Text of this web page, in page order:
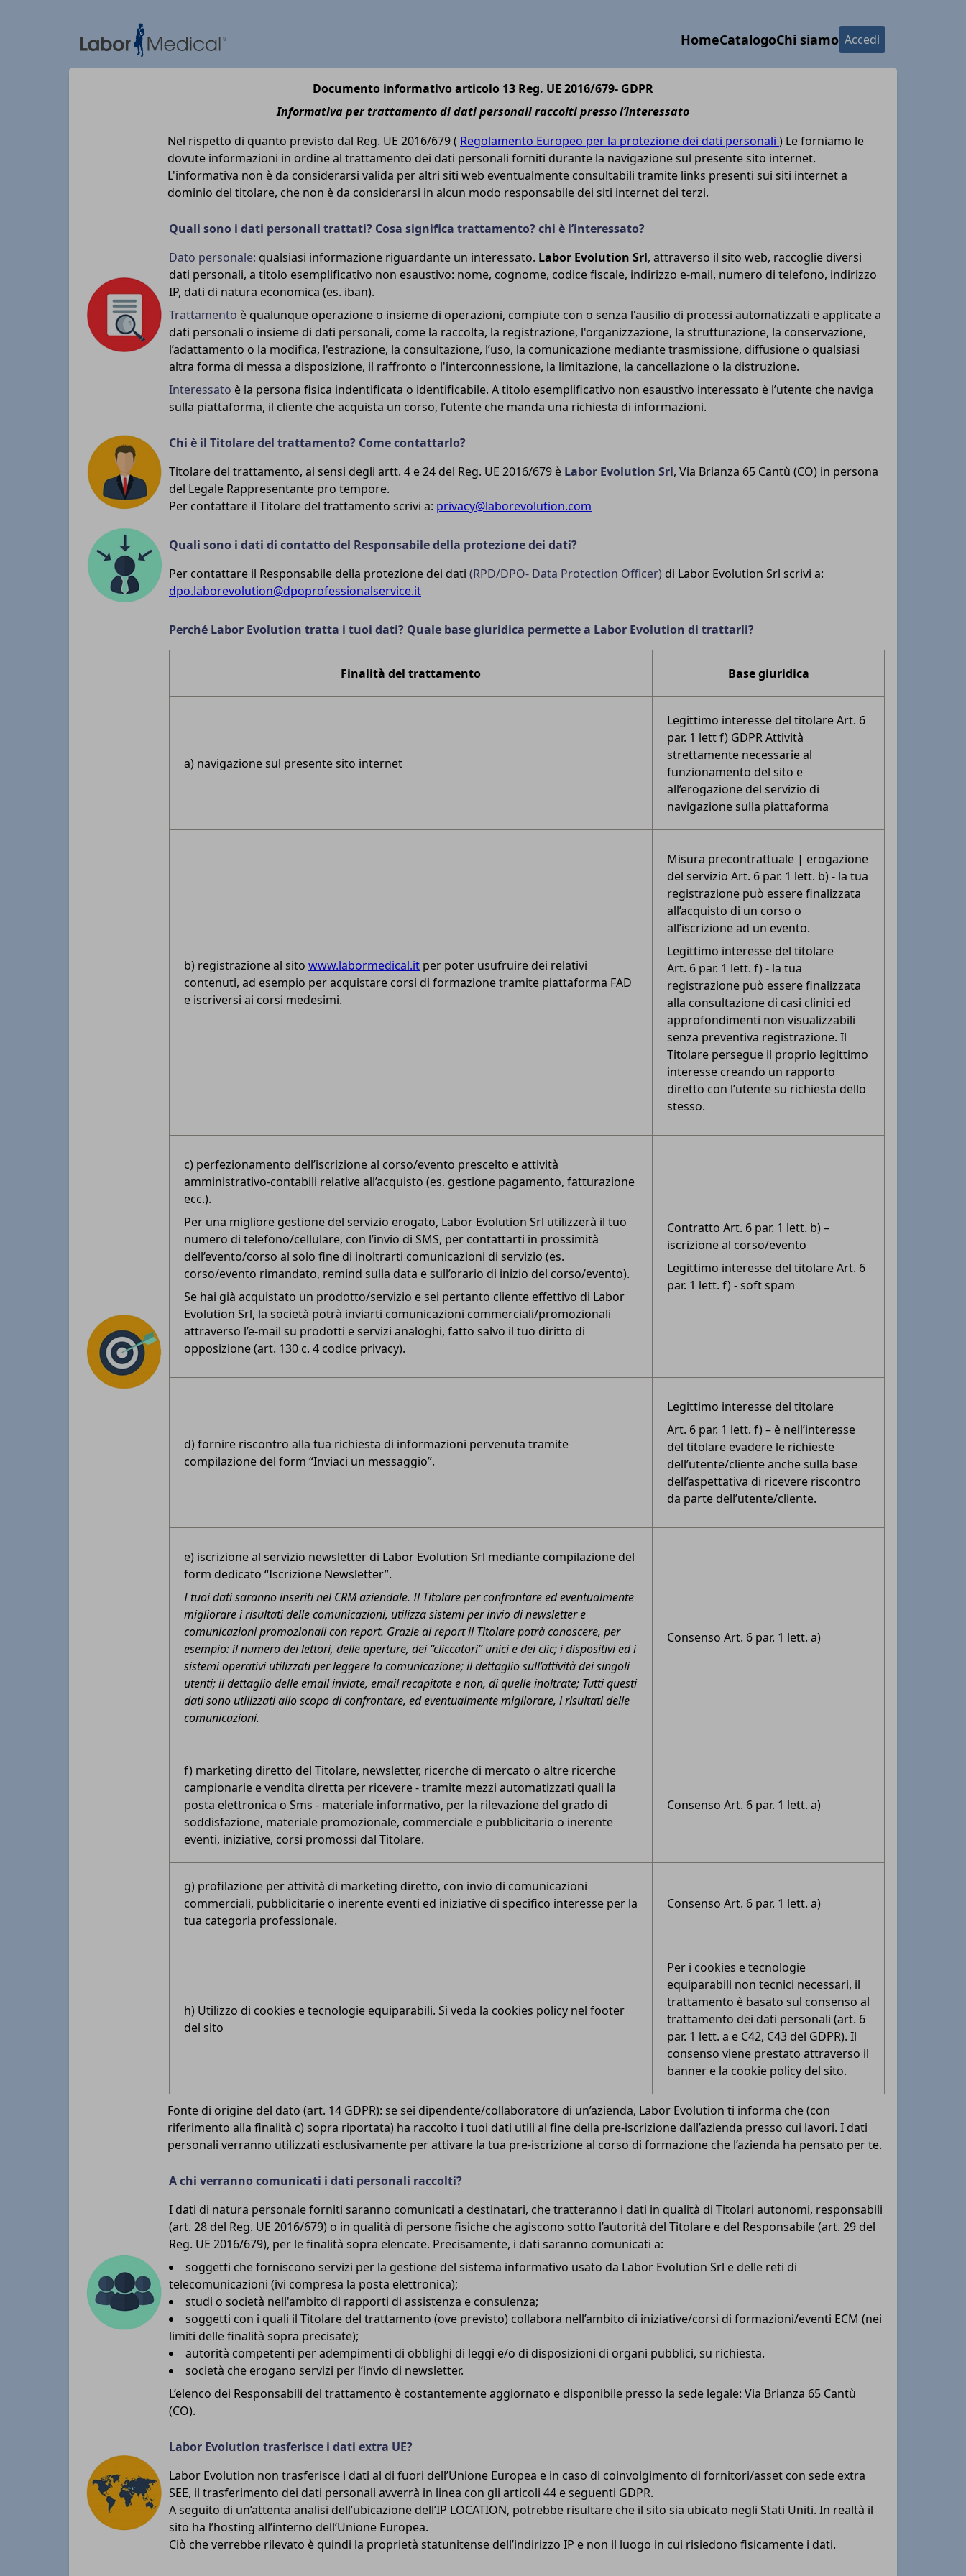
HomeCatalogoChi siamo Accedi
Documento informativo articolo 13 Reg. UE 2016/679- GDPR
Informativa per trattamento di dati personali raccolti presso l’interessato
Nel rispetto di quanto previsto dal Reg. UE 2016/679 ( Regolamento Europeo per la protezione dei dati personali ) Le forniamo le
dovute informazioni in ordine al trattamento dei dati personali forniti durante la navigazione sul presente sito internet.
L'informativa non è da considerarsi valida per altri siti web eventualmente consultabili tramite links presenti sui siti internet a
dominio del titolare, che non è da considerarsi in alcun modo responsabile dei siti internet dei terzi.
Quali sono i dati personali trattati? Cosa significa trattamento? chi è l’interessato?
Dato personale: qualsiasi informazione riguardante un interessato. Labor Evolution Srl, attraverso il sito web, raccoglie diversi
dati personali, a titolo esemplificativo non esaustivo: nome, cognome, codice fiscale, indirizzo e-mail, numero di telefono, indirizzo
IP, dati di natura economica (es. iban).
Trattamento è qualunque operazione o insieme di operazioni, compiute con o senza l'ausilio di processi automatizzati e applicate a
dati personali o insieme di dati personali, come la raccolta, la registrazione, l'organizzazione, la strutturazione, la conservazione,
l’adattamento o la modifica, l'estrazione, la consultazione, l’uso, la comunicazione mediante trasmissione, diffusione o qualsiasi
altra forma di messa a disposizione, il raffronto o l'interconnessione, la limitazione, la cancellazione o la distruzione.
Interessato è la persona fisica indentificata o identificabile. A titolo esemplificativo non esaustivo interessato è l’utente che naviga
sulla piattaforma, il cliente che acquista un corso, l’utente che manda una richiesta di informazioni.
Chi è il Titolare del trattamento? Come contattarlo?
Titolare del trattamento, ai sensi degli artt. 4 e 24 del Reg. UE 2016/679 è Labor Evolution Srl, Via Brianza 65 Cantù (CO) in persona
del Legale Rappresentante pro tempore.
Per contattare il Titolare del trattamento scrivi a: privacy@laborevolution.com
Quali sono i dati di contatto del Responsabile della protezione dei dati?
Per contattare il Responsabile della protezione dei dati (RPD/DPO- Data Protection Officer) di Labor Evolution Srl scrivi a:
dpo.laborevolution@dpoprofessionalservice.it
Perché Labor Evolution tratta i tuoi dati? Quale base giuridica permette a Labor Evolution di trattarli?
Finalità del trattamento Base giuridica
a) navigazione sul presente sito internet
Legittimo interesse del titolare Art. 6
par. 1 lett f) GDPR Attività
strettamente necessarie al
funzionamento del sito e
all’erogazione del servizio di
navigazione sulla piattaforma
b) registrazione al sito www.labormedical.it per poter usufruire dei relativi
contenuti, ad esempio per acquistare corsi di formazione tramite piattaforma FAD
e iscriversi ai corsi medesimi.
Misura precontrattuale | erogazione
del servizio Art. 6 par. 1 lett. b) - la tua
registrazione può essere finalizzata
all’acquisto di un corso o
all’iscrizione ad un evento.
Legittimo interesse del titolare
Art. 6 par. 1 lett. f) - la tua
registrazione può essere finalizzata
alla consultazione di casi clinici ed
approfondimenti non visualizzabili
senza preventiva registrazione. Il
Titolare persegue il proprio legittimo
interesse creando un rapporto
diretto con l’utente su richiesta dello
stesso.
c) perfezionamento dell’iscrizione al corso/evento prescelto e attività
amministrativo-contabili relative all’acquisto (es. gestione pagamento, fatturazione
ecc.).
Per una migliore gestione del servizio erogato, Labor Evolution Srl utilizzerà il tuo
numero di telefono/cellulare, con l’invio di SMS, per contattarti in prossimità
dell’evento/corso al solo fine di inoltrarti comunicazioni di servizio (es.
corso/evento rimandato, remind sulla data e sull’orario di inizio del corso/evento).
Se hai già acquistato un prodotto/servizio e sei pertanto cliente effettivo di Labor
Evolution Srl, la società potrà inviarti comunicazioni commerciali/promozionali
attraverso l’e-mail su prodotti e servizi analoghi, fatto salvo il tuo diritto di
opposizione (art. 130 c. 4 codice privacy).
Contratto Art. 6 par. 1 lett. b) –
iscrizione al corso/evento
Legittimo interesse del titolare Art. 6
par. 1 lett. f) - soft spam
d) fornire riscontro alla tua richiesta di informazioni pervenuta tramite
compilazione del form “Inviaci un messaggio”.
Legittimo interesse del titolare
Art. 6 par. 1 lett. f) – è nell’interesse
del titolare evadere le richieste
dell’utente/cliente anche sulla base
dell’aspettativa di ricevere riscontro
da parte dell’utente/cliente.
e) iscrizione al servizio newsletter di Labor Evolution Srl mediante compilazione del
form dedicato “Iscrizione Newsletter”.
I tuoi dati saranno inseriti nel CRM aziendale. Il Titolare per confrontare ed eventualmente
migliorare i risultati delle comunicazioni, utilizza sistemi per invio di newsletter e
comunicazioni promozionali con report. Grazie ai report il Titolare potrà conoscere, per
esempio: il numero dei lettori, delle aperture, dei “cliccatori” unici e dei clic; i dispositivi ed i
sistemi operativi utilizzati per leggere la comunicazione; il dettaglio sull’attività dei singoli
utenti; il dettaglio delle email inviate, email recapitate e non, di quelle inoltrate; Tutti questi
dati sono utilizzati allo scopo di confrontare, ed eventualmente migliorare, i risultati delle
comunicazioni.
Consenso Art. 6 par. 1 lett. a)
f) marketing diretto del Titolare, newsletter, ricerche di mercato o altre ricerche
campionarie e vendita diretta per ricevere - tramite mezzi automatizzati quali la
posta elettronica o Sms - materiale informativo, per la rilevazione del grado di
soddisfazione, materiale promozionale, commerciale e pubblicitario o inerente
eventi, iniziative, corsi promossi dal Titolare.
Consenso Art. 6 par. 1 lett. a)
g) profilazione per attività di marketing diretto, con invio di comunicazioni
commerciali, pubblicitarie o inerente eventi ed iniziative di specifico interesse per la
tua categoria professionale.
Consenso Art. 6 par. 1 lett. a)
h) Utilizzo di cookies e tecnologie equiparabili. Si veda la cookies policy nel footer
del sito
Per i cookies e tecnologie
equiparabili non tecnici necessari, il
trattamento è basato sul consenso al
trattamento dei dati personali (art. 6
par. 1 lett. a e C42, C43 del GDPR). Il
consenso viene prestato attraverso il
banner e la cookie policy del sito.
Fonte di origine del dato (art. 14 GDPR): se sei dipendente/collaboratore di un’azienda, Labor Evolution ti informa che (con
riferimento alla finalità c) sopra riportata) ha raccolto i tuoi dati utili al fine della pre-iscrizione dall’azienda presso cui lavori. I dati
personali verranno utilizzati esclusivamente per attivare la tua pre-iscrizione al corso di formazione che l’azienda ha pensato per te.
A chi verranno comunicati i dati personali raccolti?
I dati di natura personale forniti saranno comunicati a destinatari, che tratteranno i dati in qualità di Titolari autonomi, responsabili
(art. 28 del Reg. UE 2016/679) o in qualità di persone fisiche che agiscono sotto l’autorità del Titolare e del Responsabile (art. 29 del
Reg. UE 2016/679), per le finalità sopra elencate. Precisamente, i dati saranno comunicati a:
soggetti che forniscono servizi per la gestione del sistema informativo usato da Labor Evolution Srl e delle reti di
telecomunicazioni (ivi compresa la posta elettronica);
studi o società nell'ambito di rapporti di assistenza e consulenza;
soggetti con i quali il Titolare del trattamento (ove previsto) collabora nell’ambito di iniziative/corsi di formazioni/eventi ECM (nei
limiti delle finalità sopra precisate);
autorità competenti per adempimenti di obblighi di leggi e/o di disposizioni di organi pubblici, su richiesta.
società che erogano servizi per l’invio di newsletter.
L’elenco dei Responsabili del trattamento è costantemente aggiornato e disponibile presso la sede legale: Via Brianza 65 Cantù
(CO).
Labor Evolution trasferisce i dati extra UE?
Labor Evolution non trasferisce i dati al di fuori dell’Unione Europea e in caso di coinvolgimento di fornitori/asset con sede extra
SEE, il trasferimento dei dati personali avverrà in linea con gli articoli 44 e seguenti GDPR.
A seguito di un’attenta analisi dell’ubicazione dell’IP LOCATION, potrebbe risultare che il sito sia ubicato negli Stati Uniti. In realtà il
sito ha l’hosting all’interno dell’Unione Europea.
Ciò che verrebbe rilevato è quindi la proprietà statunitense dell’indirizzo IP e non il luogo in cui risiedono fisicamente i dati.